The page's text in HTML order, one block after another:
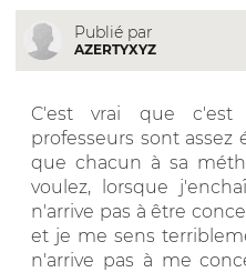
Publié par
AZERTYXYZ
C'est vrai que
professeurs sont assez
que chacun à sa
voulez, lorsque
n'arrive pas à être
et je me sens
n'arrive pas à me